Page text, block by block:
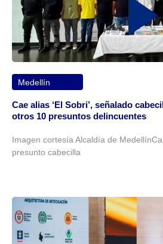
Medellín
Cae alias ‘El Sobri’, señalado
otros 10 presuntos delincuentes
Imagen cortesía Alcaldía de
presunto cabecilla